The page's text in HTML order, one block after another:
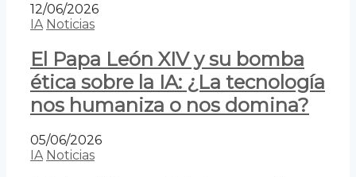
12/06/2026
IA Noticias
El Papa León XIV y su bomba
ética sobre la IA: ¿La tecnología
nos humaniza o nos domina?
05/06/2026
IA Noticias